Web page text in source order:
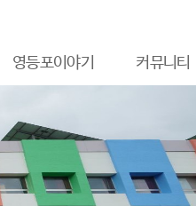
영등포이야기 커뮤니티